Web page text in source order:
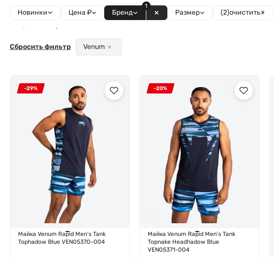
Новинки Цена ₽ Бренд
1
Размер (2)очистить
Venum
Сбросить фильтр
-29%
Майка Venum Rapid Men’s Tank
Tophadow Blue VEN05370-004
-20%
Майка Venum Rapid Men’s Tank
Topnake Headhadow Blue
VEN05371-004